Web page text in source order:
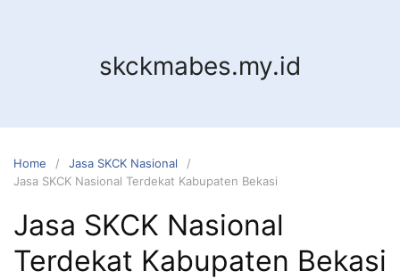
skckmabes.my.id
Home
Jasa SKCK Nasional
Jasa SKCK Nasional Terdekat Kabupaten Bekasi
Jasa SKCK Nasional
Terdekat Kabupaten Bekasi